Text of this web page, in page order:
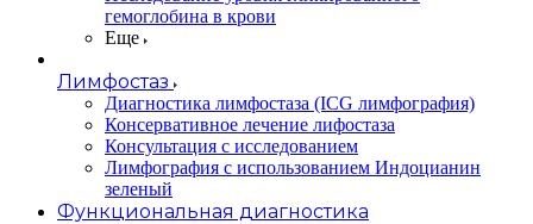
гемоглобина в крови
Еще
Лимфостаз
Диагностика лимфостаза (ICG лимфография)
Консервативное лечение лифостаза
Консультация с исследованием
Лимфография с использованием Индоцианин
зеленый
Функциональная диагностика